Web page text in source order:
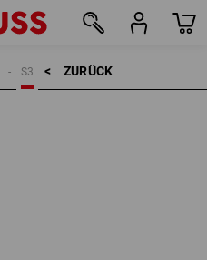
ZURÜCK    >
S3